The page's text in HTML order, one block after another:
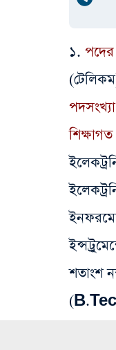
১. পদের
পদসংখ্যা
শতাংশ